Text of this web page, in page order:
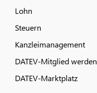
Lohn
Steuern
Kanzleimanagement
DATEV-Mitglied werden
DATEV-Marktplatz